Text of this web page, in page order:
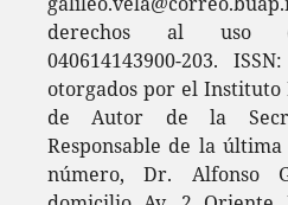
derechos al uso
040614143900-203.
otorgados por el Instituto
de Autor de la
Responsable de la
número, Dr. Alfonso